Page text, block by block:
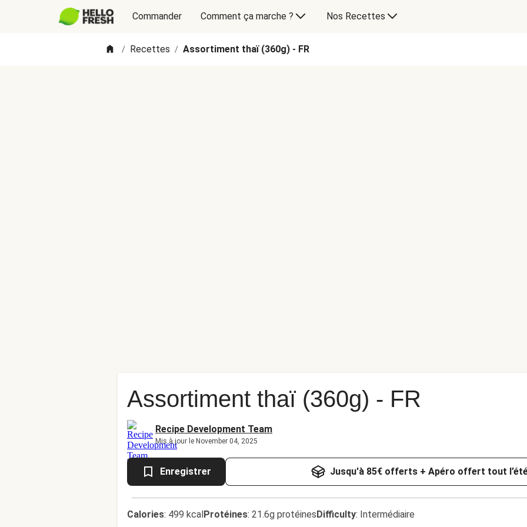
Commander Comment ça marche ? Nos Recettes
/ Recettes / Assortiment thaï (360g) - FR
Assortiment thaï (360g) - FR
Recipe Development Team
Mis à jour le November 04, 2025
Enregistrer Jusqu'à 85€ offerts + Apéro offert tout
Calories: 499 kcalProtéines: 21.6g protéinesDifficulty: Intermédiaire